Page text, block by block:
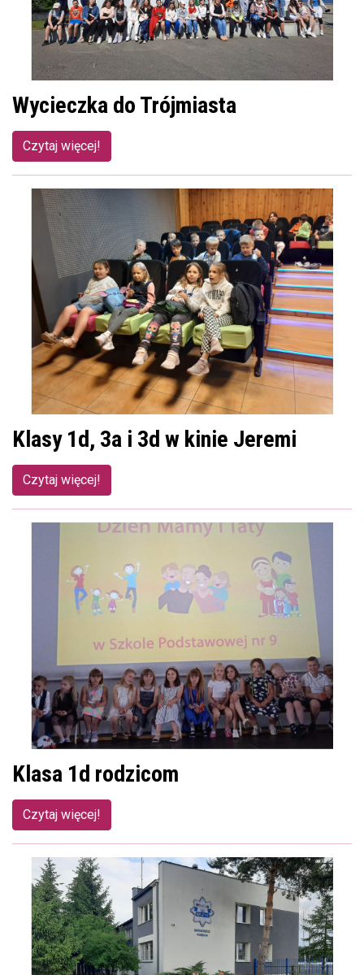
Wycieczka do Trójmiasta
Czytaj więcej!
Klasy 1d, 3a i 3d w kinie Jeremi
Czytaj więcej!
Klasa 1d rodzicom
Czytaj więcej!